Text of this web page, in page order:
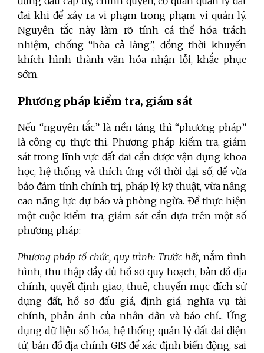
đai khi để xảy ra vi phạm trong phạm vi quản lý.
Nguyên tắc này làm rõ tính cá thể hóa trách
nhiệm, chống “hòa cả làng”, đồng thời khuyến
khích hình thành văn hóa nhận lỗi, khắc phục
sớm.
Phương pháp kiểm tra, giám sát
Nếu “nguyên tắc” là nền tảng thì “phương pháp”
là công cụ thực thi. Phương pháp kiểm tra, giám
sát trong lĩnh vực đất đai cần được vận dụng khoa
học, hệ thống và thích ứng với thời đại số, để vừa
bảo đảm tính chính trị, pháp lý, kỹ thuật, vừa nâng
cao năng lực dự báo và phòng ngừa. Để thực hiện
một cuộc kiểm tra, giám sát cần dựa trên một số
phương pháp:
Phương pháp tổ chức, quy trình: Trước hết, nắm tình
hình, thu thập đầy đủ hồ sơ quy hoạch, bản đồ địa
chính, quyết định giao, thuê, chuyển mục đích sử
dụng đất, hồ sơ đấu giá, định giá, nghĩa vụ tài
chính, phản ánh của nhân dân và báo chí... Ứng
dụng dữ liệu số hóa, hệ thống quản lý đất đai điện
tử, bản đồ địa chính GIS để xác định biến động, sai